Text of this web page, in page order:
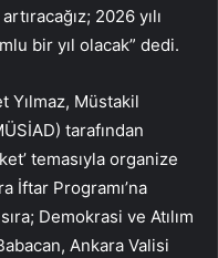
2026 yılı
bir yıl olacak” dedi.
Yılmaz, Müstakil
tarafından
temasıyla organize
İftar Programı’na
Demokrasi ve Atılım
Ankara Valisi